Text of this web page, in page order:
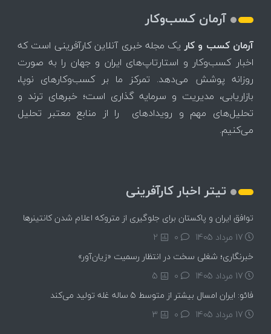
آرمان کسب‌وکار
آرمان کسب و کاریک مجله خبری آنلاین کارآفرینی است که
اخبار کسب‌وکار و استارتاپ‌های ایران و جهان را به صورت
روزانه پوشش می‌دهد. تمرکز ما بر کسب‌وکارهای نوپا،
بازاریابی، مدیریت و سرمایه گذاری است؛ خبرهای ترند و
تحلیل‌های مهم و رویدادهای را از منابع معتبر تحلیل
می‌کنیم.
تیتر اخبار کارآفرینی
توافق ایران و پاکستان برای جلوگیری از متروکه اعلام شدن کانتینرها
17 مرداد 1405
2
خبرنگاری؛ شغلی سخت در انتظار رسمیت «زیان‌آور»
17 مرداد 1405
5
فائو: ایران امسال بیشتر از متوسط ۵ ساله غله تولید می‌کند
17 مرداد 1405
3